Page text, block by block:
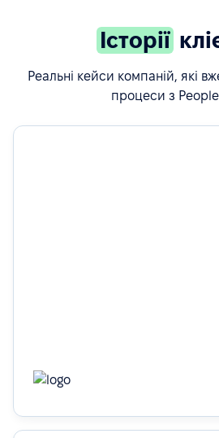
Історії
Реальні кейси компаній, які
процеси з